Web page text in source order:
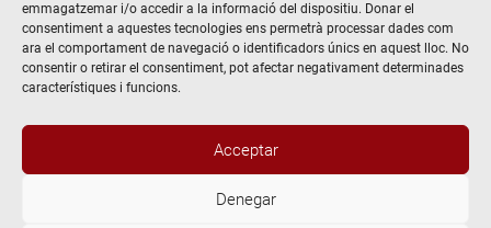
emmagatzemar i/o accedir a la informació del dispositiu. Donar el
consentiment a aquestes tecnologies ens permetrà processar dades com
ara el comportament de navegació o identificadors únics en aquest lloc. No
consentir o retirar el consentiment, pot afectar negativament determinades
característiques i funcions.
Acceptar
Denegar
@2026 Escola de teatre El Timbal. Tots els drets reservats